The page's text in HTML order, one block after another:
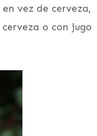
vez de cerveza,
o con jugo